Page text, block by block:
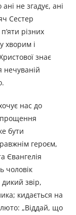
не згадує, ані
Сестер
різних
хворим і
знає
нечуваній
нас до
прощення
бути
героєм,
Євангелія
чоловік
звір,
кидається на
„Віддай, що